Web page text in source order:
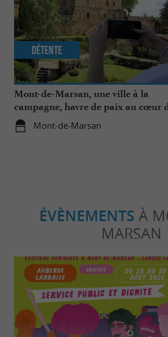
Mont-de-Marsan, une ville à la
campagne, havre de paix au cœur
Landes
Mont-de-Marsan
Détente
ÉVÈNEMENTS À
MARSAN